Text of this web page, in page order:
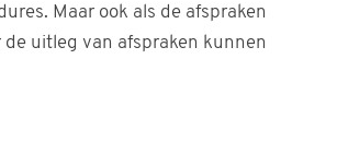
Maar ook als de afspraken
uitleg van afspraken kunnen